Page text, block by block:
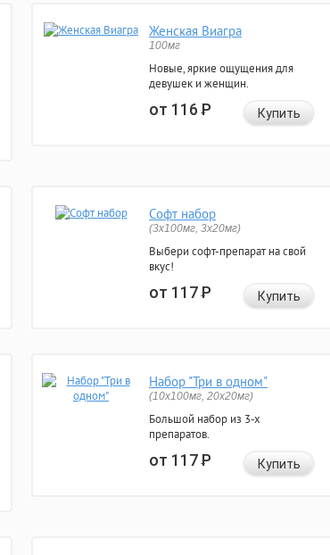
Женская Виагра
100мг
Новые, яркие ощущения для
девушек и женщин.
от 116Р Купить
Софт набор
(3x100мг, 3x20мг)
Выбери софт-препарат на свой
вкус!
от 117Р Купить
Набор "Три в одном"
(10x100мг, 20x20мг)
Большой набор из 3-х
препаратов.
от 117Р Купить